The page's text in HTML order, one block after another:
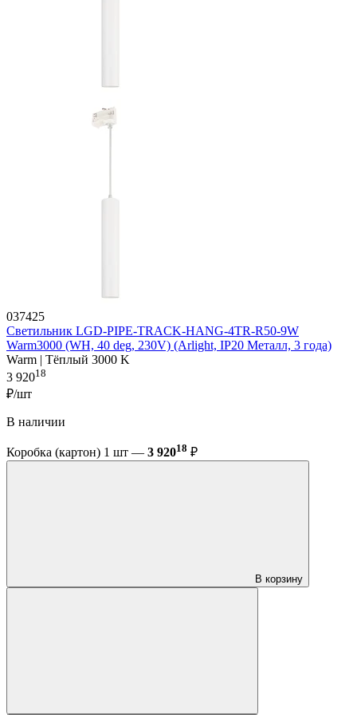
037425
Светильник LGD-PIPE-TRACK-HANG-4TR-R50-9W
Warm3000 (WH, 40 deg, 230V) (Arlight, IP20 Металл, 3 года)
Warm | Тёплый 3000 K
3 92018
₽/шт
В наличии
Коробка (картон) 1 шт — 3 92018 ₽
В корзину